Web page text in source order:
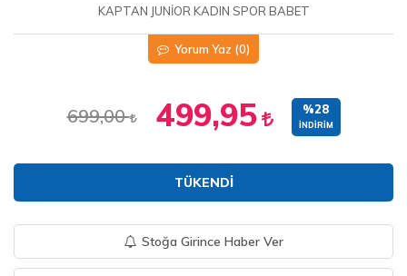
KAPTAN JUNİOR KADIN SPOR BABET
Yorum Yaz (0)
699,00 499,95 %28
İNDIRIM
TÜKENDI
Stoğa Girince Haber Ver